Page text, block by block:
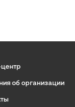
об организации